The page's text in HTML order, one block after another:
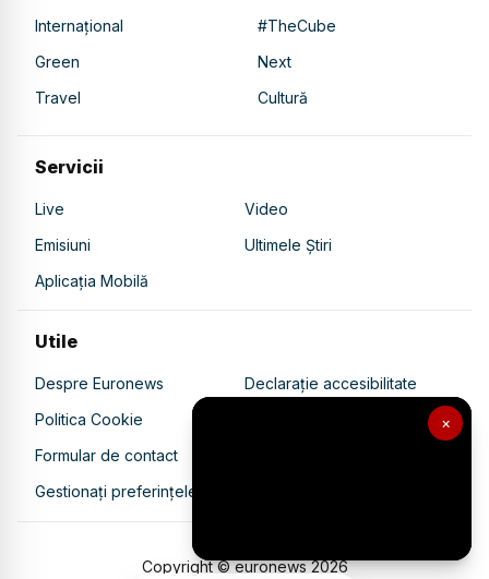
×
Internațional
#TheCube
Green
Next
Travel
Cultură
Servicii
Live
Video
Emisiuni
Ultimele Știri
Aplicația Mobilă
Utile
Despre Euronews
Declarație accesibilitate
Politica Cookie
Politica de confidențialitate
Formular de contact
Gestionați preferințele
Copyright © euronews2026